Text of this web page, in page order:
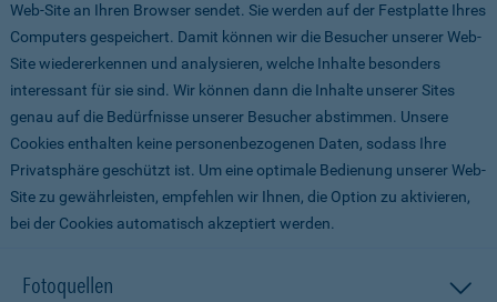
Web-Site an Ihren Browser sendet. Sie werden auf der Festplatte Ihres
Computers gespeichert. Damit können wir die Besucher unserer Web-
Site wiedererkennen und analysieren, welche Inhalte besonders
interessant für sie sind. Wir können dann die Inhalte unserer Sites
genau auf die Bedürfnisse unserer Besucher abstimmen. Unsere
Cookies enthalten keine personenbezogenen Daten, sodass Ihre
Privatsphäre geschützt ist. Um eine optimale Bedienung unserer Web-
Site zu gewährleisten, empfehlen wir Ihnen, die Option zu aktivieren,
bei der Cookies automatisch akzeptiert werden.
Fotoquellen